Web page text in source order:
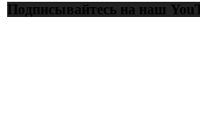
Подписывайтесь на наш